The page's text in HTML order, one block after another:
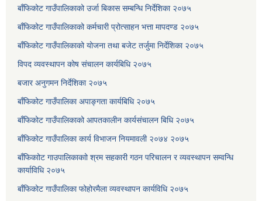
बाँफिकोट गाउँपालिकाको उर्जा बिकास सम्बन्धि निर्देशिका २०७५
बाँफिकोट गाउँपालिकाको कर्मचारी प्रोत्साहन भत्ता मापदण्ड २०७५
बाँफिकोट गाउँपालिकाको योजना तथा बजेट तर्जुमा निर्देशिका २०७५
विपद व्यवस्थापन कोष संचालन कार्यबिधि २०७५
बजार अनुगमन निर्देशिका २०७५
बाँफिकोट गाउँपालिका अपाङ्गता कार्यबिधि २०७५
बाँफिकोट गाउँपालिकाको आपतकालीन कार्यसंचालन बिधि २०७५
बाँफिकोट गाउँपालिका कार्य विभाजन नियमावली २०७४ २०७५
बाँफिकाोट गाउपालिकाकाो श्रम सहकारी गठन परिचालन र व्यवस्थापन सम्वन्धि
कार्याविधि २०७५
बाँफिकोट गाउँपालिका फोहोरमैला व्यवस्थापन कार्यविधि २०७५